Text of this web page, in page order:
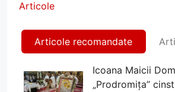
Articole
Articole recomandate
Icoana Maicii
„Prodromița”